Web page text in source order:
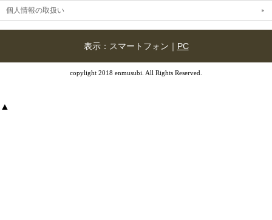
個人情報の取扱い
表示：スマートフォン｜ PC
copylight 2018 enmusubi. All Rights Reserved.
▲